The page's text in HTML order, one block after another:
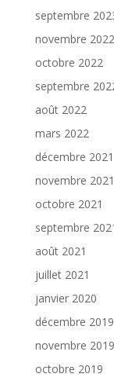
septembre
novembre 2022
octobre 2022
septembre
août 2022
mars 2022
décembre 2021
novembre 2021
octobre 2021
septembre
août 2021
juillet 2021
janvier 2020
décembre 2019
novembre 2019
octobre 2019